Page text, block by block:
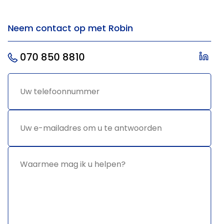
Neem contact op met Robin
070 850 8810
Uw *
Uw e-
om u te
antwoorden
*
Waarmee
helpen?
*